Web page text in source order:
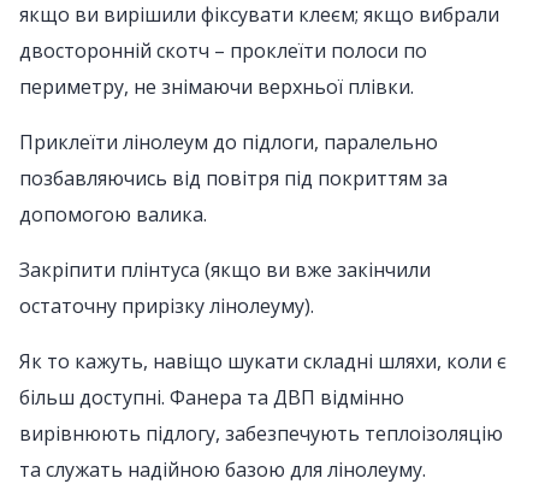
якщо ви вирішили фіксувати клеєм; якщо вибрали
двосторонній скотч – проклеїти полоси по
периметру, не знімаючи верхньої плівки.
Приклеїти лінолеум до підлоги, паралельно
позбавляючись від повітря під покриттям за
допомогою валика.
Закріпити плінтуса (якщо ви вже закінчили
остаточну прирізку лінолеуму).
Як то кажуть, навіщо шукати складні шляхи, коли є
більш доступні. Фанера та ДВП відмінно
вирівнюють підлогу, забезпечують теплоізоляцію
та служать надійною базою для лінолеуму.